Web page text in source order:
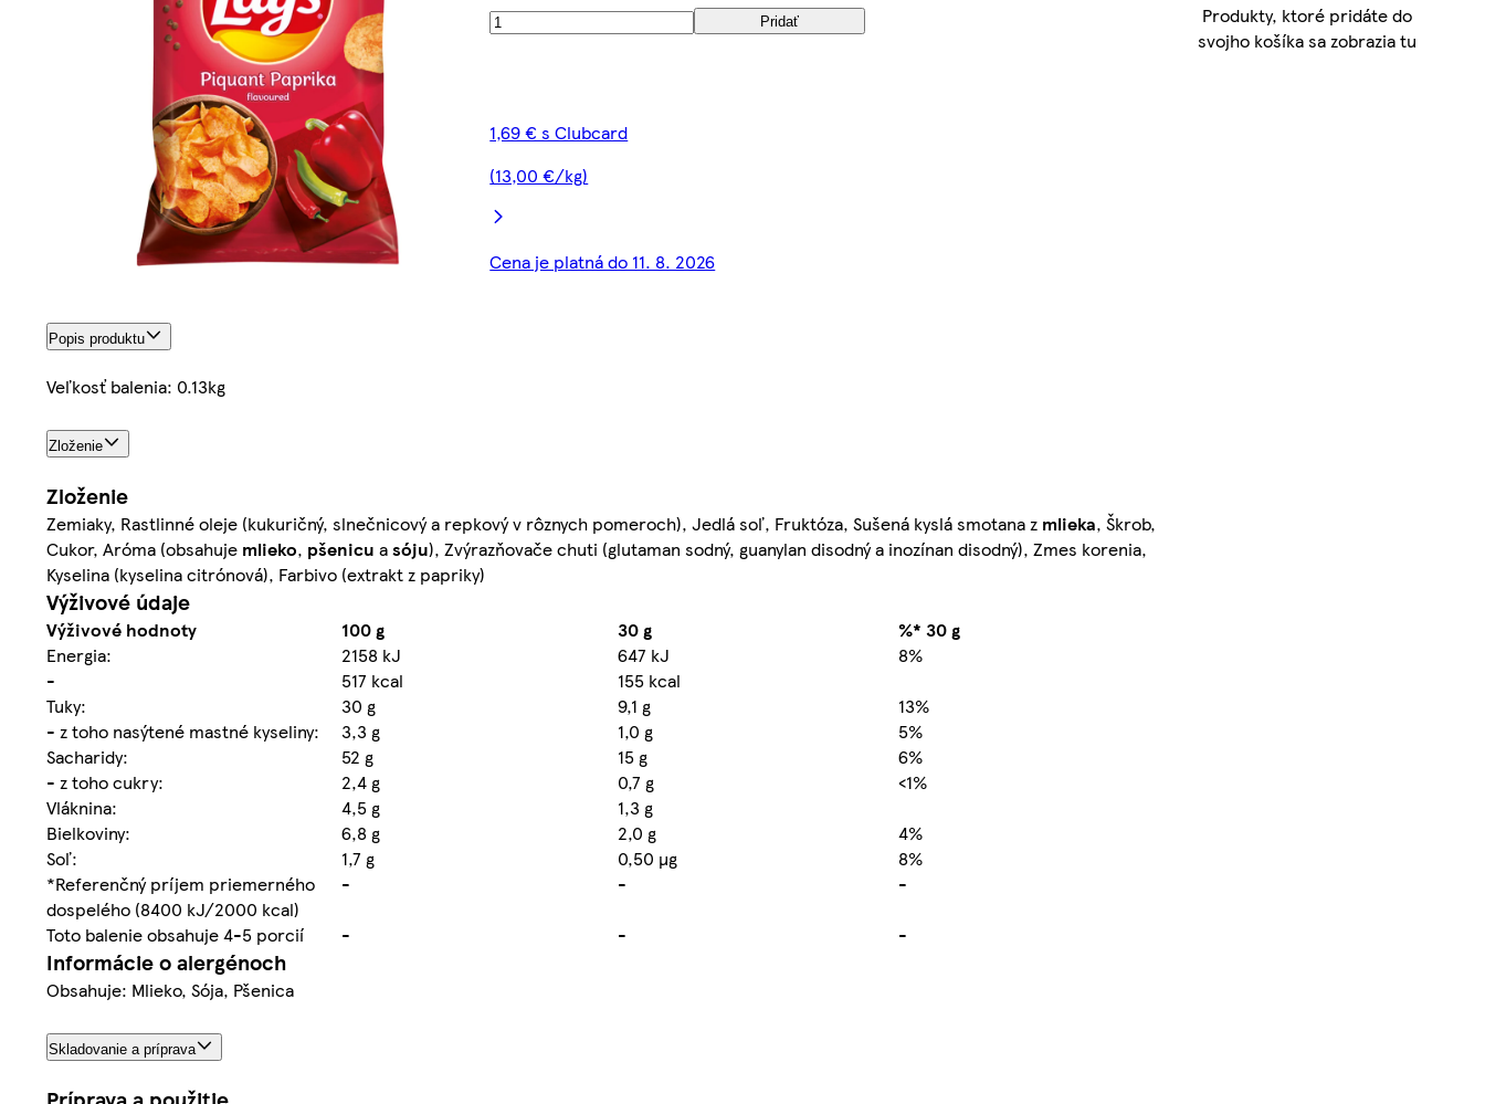
Pridať
1,69 € s Clubcard
(13,00 €/kg)
Cena je platná do 11. 8. 2026
Popis produktu
Veľkosť balenia: 0.13kg
Zloženie
Zloženie
Zemiaky, Rastlinné oleje (kukuričný, slnečnicový a repkový v rôznych pomeroch), Jedlá soľ, Fruktóza, Sušená kyslá smotana z mlieka, Škrob,
Cukor, Aróma (obsahuje mlieko, pšenicu asóju), Zvýrazňovače chuti (glutaman sodný, guanylan disodný a inozínan disodný), Zmes korenia,
Kyselina (kyselina citrónová), Farbivo (extrakt z papriky)
Výživové údaje
Výživové hodnoty 100 g 30 g
%* 30 g
Energia:
2158 kJ 647 kJ
8%
-
517 kcal
155 kcal
Tuky:
30 g 9,1 g
13%
- z toho nasýtené mastné kyseliny:
3,3 g 1,0 g
5%
Sacharidy:
52 g 15 g
6%
- z toho cukry:
2,4 g 0,7 g
<1%
Vláknina:
4,5 g
1,3 g
Bielkoviny:
6,8 g 2,0 g
4%
Soľ:
1,7 g 0,50 µg
8%
*Referenčný príjem priemerného
dospelého (8400 kJ/2000 kcal)
- -
-
Toto balenie obsahuje 4-5 porcií
- - -
Informácie o alergénoch
Obsahuje: Mlieko, Sója, Pšenica
Skladovanie a príprava
Produkty, ktoré pridáte do
svojho košíka sa zobrazia tu